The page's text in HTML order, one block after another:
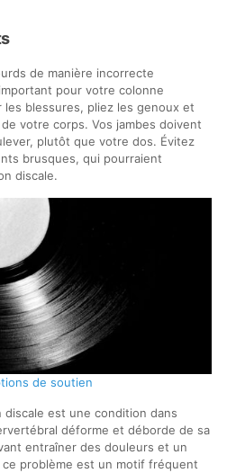
de manière incorrecte
pour votre colonne
blessures, pliez les genoux et
votre corps. Vos jambes doivent
plutôt que votre dos. Évitez
brusques, qui pourraient
discale.
de soutien
discale est une condition dans
déforme et déborde de sa
entraîner des douleurs et un
problème est un motif fréquent